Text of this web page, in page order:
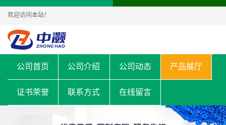
欢迎访问本站！
公司首页 公司介绍 公司动态 产品展厅
证书荣誉 联系方式 在线留言